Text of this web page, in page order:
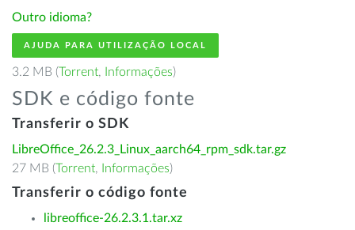
Outro idioma?
AJUDA PARA UTILIZAÇÃO LOCAL
3.2 MB (Torrent, Informações)
SDK e código fonte
Transferir o SDK
LibreOffice_26.2.3_Linux_aarch64_rpm_sdk.tar.gz
27 MB (Torrent, Informações)
Transferir o código fonte
libreoffice-26.2.3.1.tar.xz